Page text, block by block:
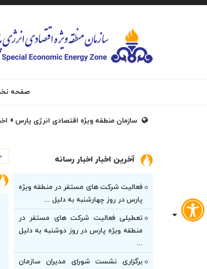
صفحه
سازمان منطقه ویژه اقتصادی انرژی پارس
آخرین اخبار اخبار رسانه
فعالیت شرکت های مستقر در منطقه ویژه
پارس در روز چهارشنبه به دلیل ...
تعطیلی فعالیت شرکت های مستقر در
منطقه ویژه پارس در روز دوشنبه به دلیل
...
برگزاری نشست شورای مدیران سازمان